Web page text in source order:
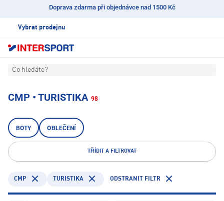
Doprava zdarma při objednávce nad 1500 Kč
Vybrat prodejnu
Co hledáte?
CMP • TURISTIKA 98
BOTY OBLEČENÍ
TŘÍDIT A FILTROVAT
CMP TURISTIKA ODSTRANIT FILTR